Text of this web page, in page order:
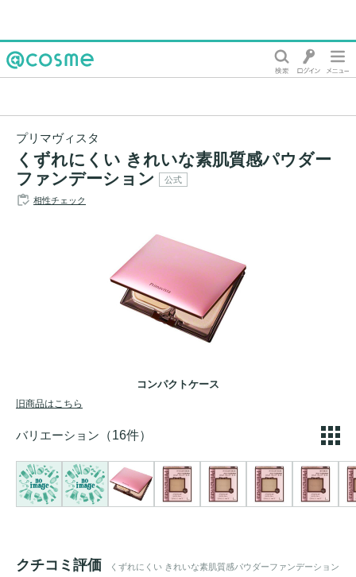
プリマヴィスタ
くずれにくい きれいな素肌質感パウダー
ファンデーション
公式
相性チェック
コンパクトケース
旧商品はこちら
バリエーション （16件）
クチコミ評価 くずれにくい きれいな素肌質感パウダーファンデーション